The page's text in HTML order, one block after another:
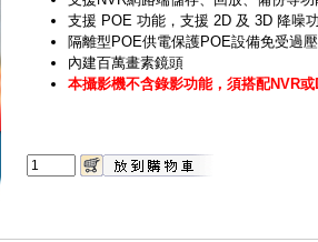
支援 POE 功能，支援 2D 及 3D 降噪
隔離型POE供電保護POE設備免受過
內建百萬畫素鏡頭
本攝影機不含錄影功能，須搭配NVR